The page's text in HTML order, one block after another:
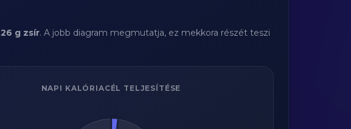
g zsír. A jobb diagram megmutatja, ez mekkora részét teszi
NAPI KALÓRIACÉL TELJESÍTÉSE